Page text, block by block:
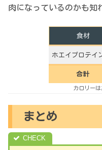
肉になっているのかも知
食材
ホエイプロテイ
合計
カロリー
まとめ